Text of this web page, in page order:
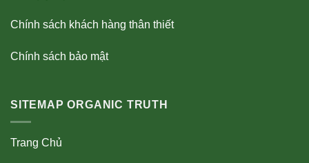
Chính sách khách hàng thân thiết
Chính sách bảo mật
SITEMAP ORGANIC TRUTH
Trang Chủ